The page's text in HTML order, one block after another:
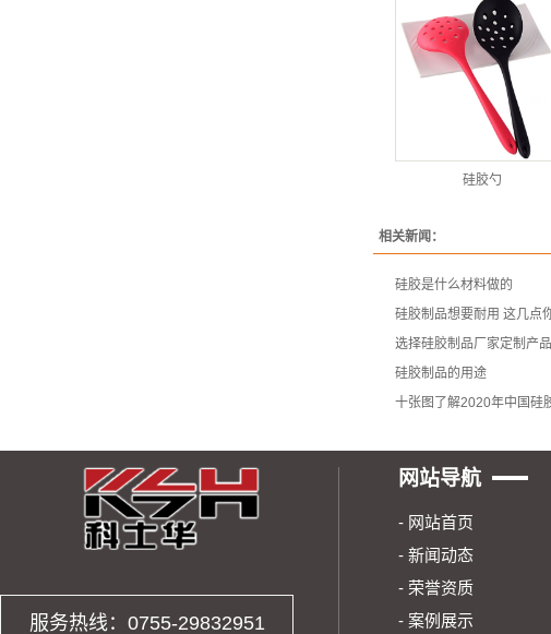
硅胶勺
相关新闻：
硅胶是什么材料做的
硅胶制品想要耐用 这几点
选择硅胶制品厂家定制产
硅胶制品的用途
十张图了解2020年中国硅
服务热线：0755-29832951
网站导航
- 网站首页
- 新闻动态
- 荣誉资质
- 案例展示 -